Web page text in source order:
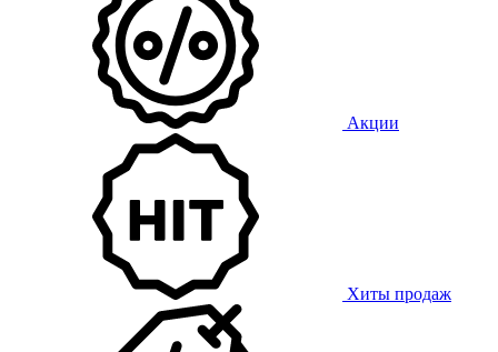
Акции
Хиты продаж